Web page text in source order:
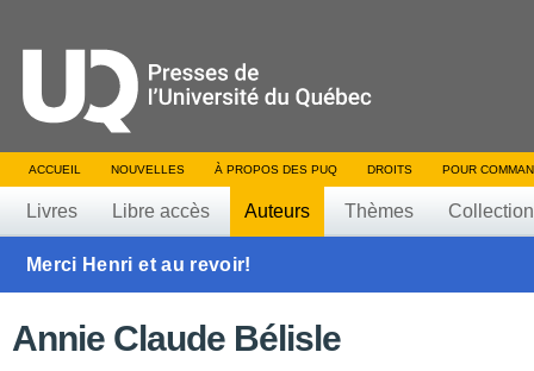
ACCUEIL NOUVELLES À PROPOS DES PUQ DROITS POUR
Livres Libre accès Auteurs Thèmes
Merci Henri et au revoir!
Annie Claude Bélisle